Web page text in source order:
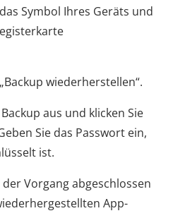
Symbol Ihres Geräts und
wiederherstellen“.
aus und klicken Sie
Sie das Passwort ein,
ist.
Vorgang abgeschlossen
App-